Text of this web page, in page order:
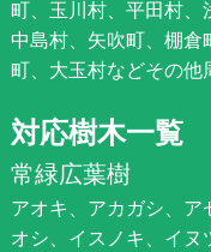
町、玉川村、平田村、
中島村、矢吹町、棚
町、大玉村などその他
対応樹木一覧
常緑広葉樹
アオキ、アカガシ、
オシ、イスノキ、イヌ